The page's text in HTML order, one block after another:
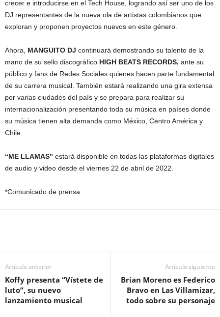
crecer e introducirse en el Tech House, logrando así ser uno de los
DJ representantes de la nueva ola de artistas colombianos que
exploran y proponen proyectos nuevos en este género.
Ahora, MANGUITO DJ continuará demostrando su talento de la
mano de su sello discográfico HIGH BEATS RECORDS, ante su
público y fans de Redes Sociales quienes hacen parte fundamental
de su carrera musical. También estará realizando una gira extensa
por varias ciudades del país y se prepara para realizar su
internacionalización presentando toda su música en países donde
su música tienen alta demanda como México, Centro América y
Chile.
“ME LLAMAS” estará disponible en todas las plataformas digitales
de audio y video desde el viernes 22 de abril de 2022.
*Comunicado de prensa
Artículo anterior
Koffy presenta “Vístete de
luto”, su nuevo
lanzamiento musical
Artículo siguiente
Brian Moreno es Federico
Bravo en Las Villamizar,
todo sobre su personaje